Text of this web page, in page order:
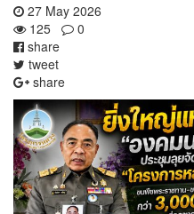
27 May 2026
125
0
share
tweet
share